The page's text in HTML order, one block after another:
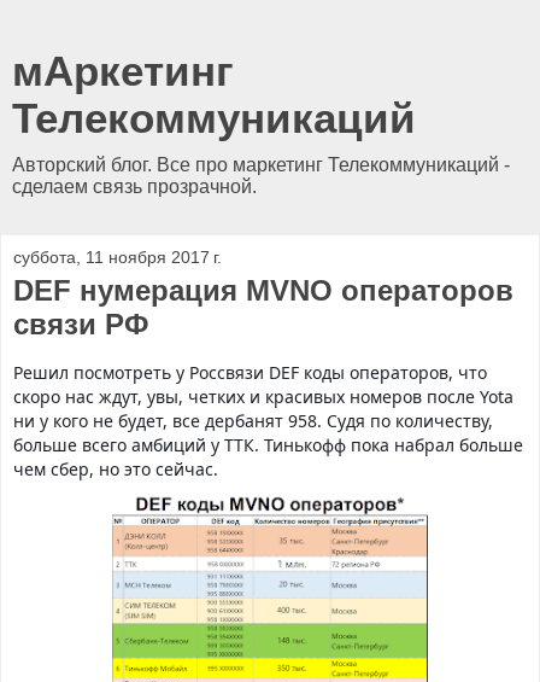
мАркетинг
Телекоммуникаций
Авторский блог. Все про маркетинг Телекоммуникаций -
сделаем связь прозрачной.
суббота, 11 ноября 2017 г.
DEF нумерация MVNO операторов
связи РФ
Решил посмотреть у Россвязи DEF коды операторов, что
скоро нас ждут, увы, четких и красивых номеров после Yota
ни у кого не будет, все дербанят 958. Судя по количеству,
больше всего амбиций у ТТК. Тинькофф пока набрал больше
чем сбер, но это сейчас.